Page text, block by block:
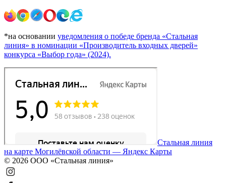
*на основании уведомления о победе бренда «Стальная
линия» в номинации «Производитель входных дверей»
конкурса «Выбор года» (2024).
Стальная линия
на карте Могилёвской области — Яндекс Карты
© 2026 ООО «Стальная линия»